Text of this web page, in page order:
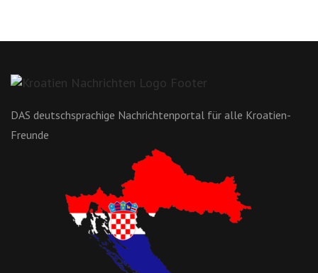
DAS deutschsprachige Nachrichtenportal für alle Kroatien-
Freunde